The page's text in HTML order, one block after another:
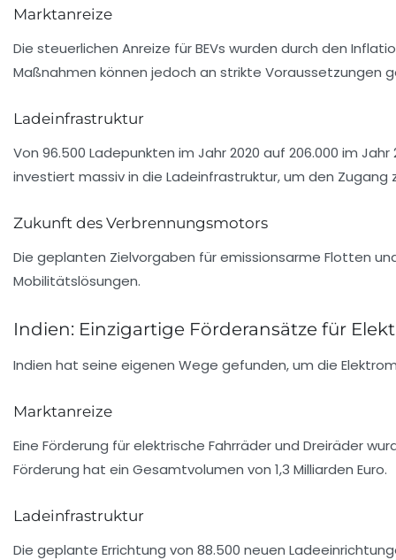
Marktanreize
Die steuerlichen Anreize für BEVs wurden durch den
Maßnahmen können jedoch an strikte Voraussetzungen
Ladeinfrastruktur
Von 96.500 Ladepunkten im Jahr 2020 auf 206.000 im
investiert massiv in die Ladeinfrastruktur, um den Zugang
Zukunft des Verbrennungsmotors
Die geplanten Zielvorgaben für emissionsarme Flotten
Mobilitätslösungen.
Indien: Einzigartige Förderansätze für
Indien hat seine eigenen Wege gefunden, um die
Marktanreize
Eine Förderung für elektrische Fahrräder und Dreiräder
Förderung hat ein Gesamtvolumen von 1,3 Milliarden Euro.
Ladeinfrastruktur
Die geplante Errichtung von 88.500 neuen